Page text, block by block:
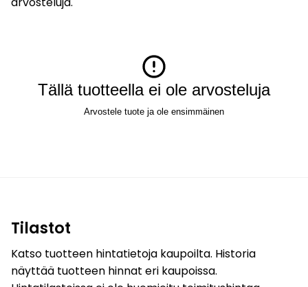
Tällä tuotteella ei ole arvosteluja
Arvostele tuote ja ole ensimmäinen
Tilastot
Katso tuotteen hintatietoja kaupoilta. Historia
näyttää tuotteen hinnat eri kaupoissa.